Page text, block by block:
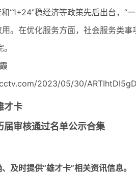
“1+24”稳经济等政策先后出台，“
。在优化服务方面，社会服务类
2023/05/30/
才卡
审核通过名单公示合集
及时提供“雄才卡”相关资讯信息。